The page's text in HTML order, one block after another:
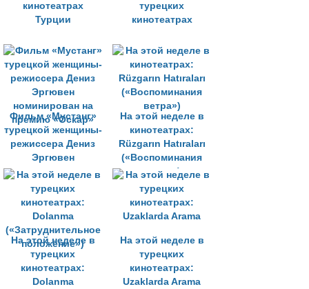
кинотеатрах
Турции
турецких
кинотеатрах
Фильм «Мустанг»
турецкой женщины-
режиссера Дениз
Эргювен
номинирован на
премию «Оскар»
На этой неделе в
кинотеатрах:
Rüzgarın Hatıraları
(«Воспоминания
ветра»)
На этой неделе в
турецких
кинотеатрах:
Dolanma
На этой неделе в
турецких
кинотеатрах:
Uzaklarda Arama